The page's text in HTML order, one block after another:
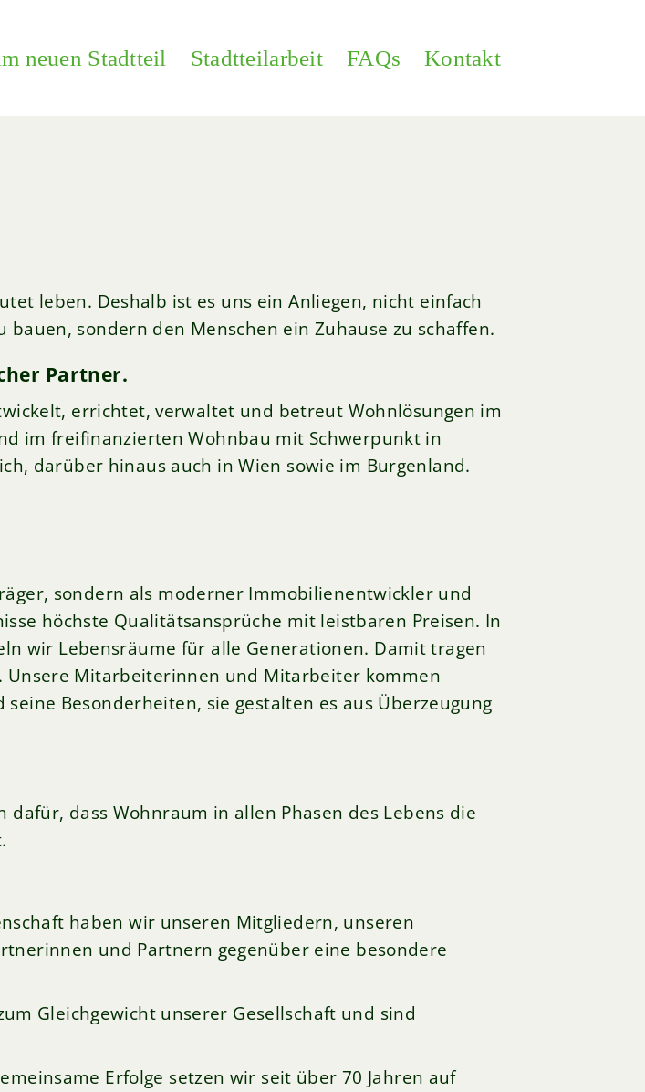
neuen Stadtteil Stadtteilarbeit FAQs Kontakt
leben. Deshalb ist es uns ein Anliegen, nicht einfach
bauen, sondern den Menschen ein Zuhause zu schaffen.
Partner.
errichtet, verwaltet und betreut Wohnlösungen im
im freifinanzierten Wohnbau mit Schwerpunkt in
darüber hinaus auch in Wien sowie im Burgenland.
sondern als moderner Immobilienentwickler und
höchste Qualitätsansprüche mit leistbaren Preisen. In
wir Lebensräume für alle Generationen. Damit tragen
Mitarbeiterinnen und Mitarbeiter kommen
Besonderheiten, sie gestalten es aus Überzeugung
dass Wohnraum in allen Phasen des Lebens die
haben wir unseren Mitgliedern, unseren
und Partnern gegenüber eine besondere
Gleichgewicht unserer Gesellschaft und sind
Erfolge setzen wir seit über 70 Jahren auf